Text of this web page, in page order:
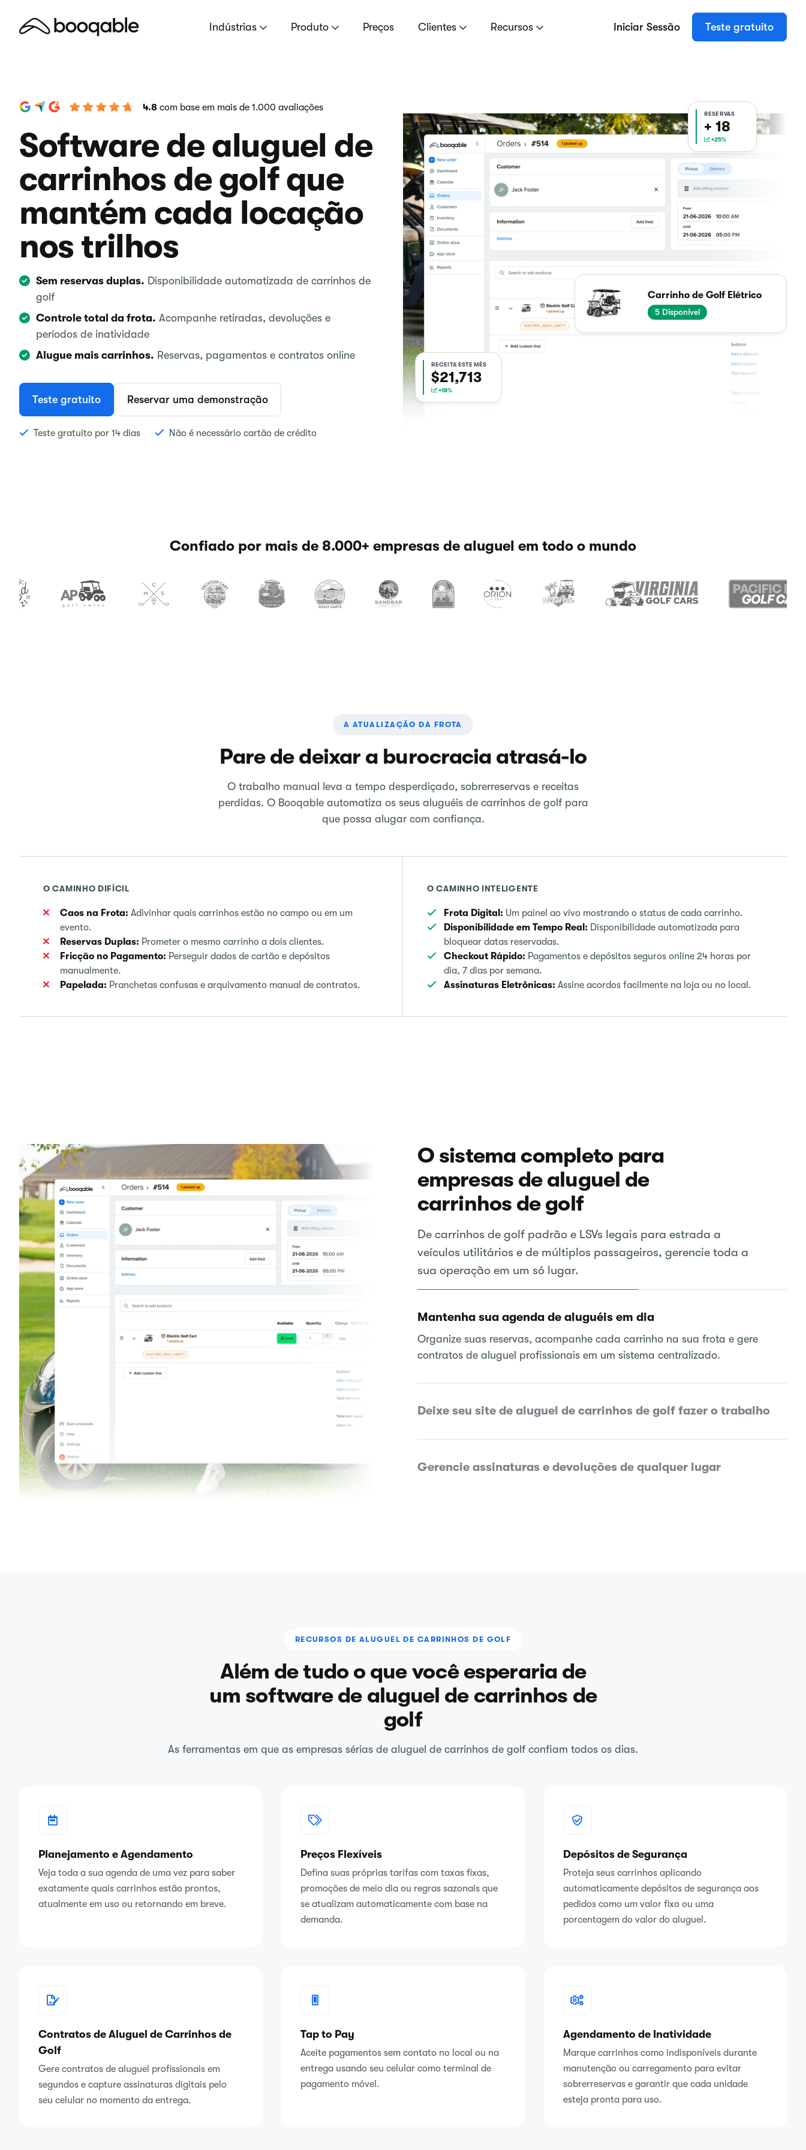
Indústrias Produto Preços Clientes Recursos Iniciar Sessão Teste gratuito
4.8 com base em mais de 1.000 avaliações
Software de aluguel de
carrinhos de golf que
mantém cada locação
nos trilhos
Sem reservas duplas. Disponibilidade automatizada de carrinhos de
golf
Controle total da frota. Acompanhe retiradas, devoluções e
períodos de inatividade
Alugue mais carrinhos. Reservas, pagamentos e contratos online
Teste gratuito Reservar uma demonstração
Teste gratuito por 14 dias Não é necessário cartão de crédito
RESERVAS
+ 18
+25%
Carrinho de Golf Elétrico
5 Disponível
RECEITA ESTE MÊS
$21,713
+18%
Confiado por mais de 8.000+ empresas de aluguel em todo o mundo
A ATUALIZAÇÃO DA FROTA
Pare de deixar a burocracia atrasá-lo
O trabalho manual leva a tempo desperdiçado, sobrerreservas e receitas
perdidas. O Booqable automatiza os seus aluguéis de carrinhos de golf para
que possa alugar com confiança.
O CAMINHO DIFÍCIL
Caos na Frota: Adivinhar quais carrinhos estão no campo ou em um
evento.
Reservas Duplas: Prometer o mesmo carrinho a dois clientes.
Fricção no Pagamento: Perseguir dados de cartão e depósitos
manualmente.
Papelada: Pranchetas confusas e arquivamento manual de contratos.
O CAMINHO INTELIGENTE
Frota Digital: Um painel ao vivo mostrando o status de cada carrinho.
Disponibilidade em Tempo Real: Disponibilidade automatizada para
bloquear datas reservadas.
Checkout Rápido: Pagamentos e depósitos seguros online 24 horas por
dia, 7 dias por semana.
Assinaturas Eletrônicas: Assine acordos facilmente na loja ou no local.
O sistema completo para
empresas de aluguel de
carrinhos de golf
De carrinhos de golf padrão e LSVs legais para estrada a
veículos utilitários e de múltiplos passageiros, gerencie toda a
sua operação em um só lugar.
Mantenha sua agenda de aluguéis em dia
Organize suas reservas, acompanhe cada carrinho na sua frota e gere
contratos de aluguel profissionais em um sistema centralizado.
Deixe seu site de aluguel de carrinhos de golf fazer o trabalho
Gerencie assinaturas e devoluções de qualquer lugar
RECURSOS DE ALUGUEL DE CARRINHOS DE GOLF
Além de tudo o que você esperaria de
um software de aluguel de carrinhos de
golf
As ferramentas em que as empresas sérias de aluguel de carrinhos de golf confiam todos os dias.
Planejamento e Agendamento
Veja toda a sua agenda de uma vez para saber
exatamente quais carrinhos estão prontos,
atualmente em uso ou retornando em breve.
Preços Flexíveis
Defina suas próprias tarifas com taxas fixas,
promoções de meio dia ou regras sazonais que
se atualizam automaticamente com base na
demanda.
Depósitos de Segurança
Proteja seus carrinhos aplicando
automaticamente depósitos de segurança aos
pedidos como um valor fixo ou uma
porcentagem do valor do aluguel.
Contratos de Aluguel de Carrinhos de
Golf
Gere contratos de aluguel profissionais em
segundos e capture assinaturas digitais pelo
seu celular no momento da entrega.
Tap to Pay
Aceite pagamentos sem contato no local ou na
entrega usando seu celular como terminal de
pagamento móvel.
Agendamento de Inatividade
Marque carrinhos como indisponíveis durante
manutenção ou carregamento para evitar
sobrerreservas e garantir que cada unidade
esteja pronta para uso.